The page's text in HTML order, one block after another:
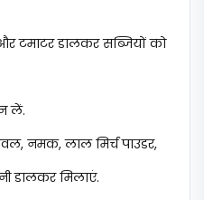
टमाटर डालकर सब्जियों को
लें.
नमक, लाल मिर्च पाउडर,
डालकर मिलाएं.